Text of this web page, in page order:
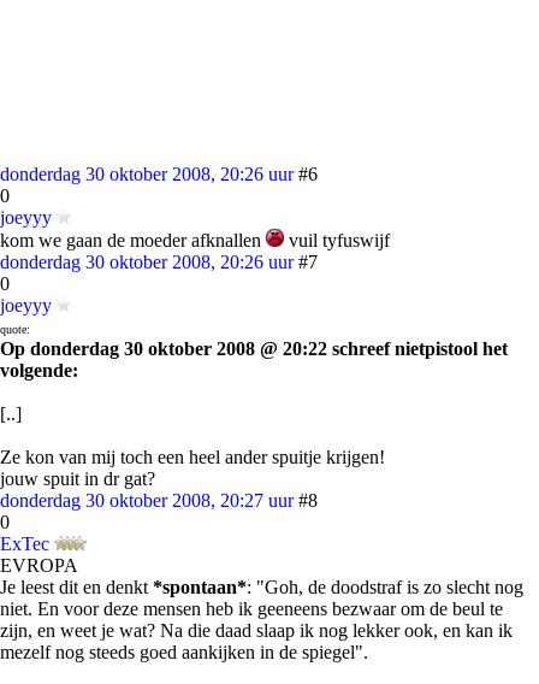
donderdag 30 oktober 2008, 20:26 uur #6
0
joeyyy
kom we gaan de moeder afknallen
vuil tyfuswijf
donderdag 30 oktober 2008, 20:26 uur #7
0
joeyyy
quote:
Op donderdag 30 oktober 2008 @ 20:22 schreef nietpistool het
volgende:
[..]
Ze kon van mij toch een heel ander spuitje krijgen!
jouw spuit in dr gat?
donderdag 30 oktober 2008, 20:27 uur #8
0
ExTec
EVROPA
Je leest dit en denkt *spontaan*: "Goh, de doodstraf is zo slecht nog
niet. En voor deze mensen heb ik geeneens bezwaar om de beul te
zijn, en weet je wat? Na die daad slaap ik nog lekker ook, en kan ik
mezelf nog steeds goed aankijken in de spiegel".